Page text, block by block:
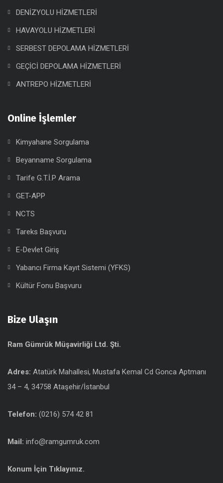
DENİZYOLU HİZMETLERİ
HAVAYOLU HİZMETLERİ
SERBEST DEPOLAMA HİZMETLERİ
GEÇİCİ DEPOLAMA HİZMETLERİ
ANTREPO HİZMETLERİ
Online İşlemler
Kimyahane Sorgulama
Beyanname Sorgulama
Tarife G.T.İ.P Arama
GET-APP
NCTS
Tareks Başvuru
E-Devlet Giriş
Yabancı Firma Kayıt Sistemi (YFKS)
Kültür Fonu Başvuru
Bize Ulaşın
Ram Gümrük Müşavirliği Ltd. Şti.
Adres: Atatürk Mahallesi, Mustafa Kemal Cd Gonca Aptmanı
34 – 4, 34758 Ataşehir/İstanbul
Telefon: (0216) 574 42 81
Mail: info@ramgumruk.com
Konum İçin Tıklayınız.